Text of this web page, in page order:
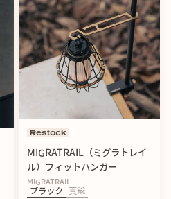
Restock
MIGRATRAIL（ミグラトレイ
ル）フィットハンガー
MIGRATRAIL
ブラック 真鍮